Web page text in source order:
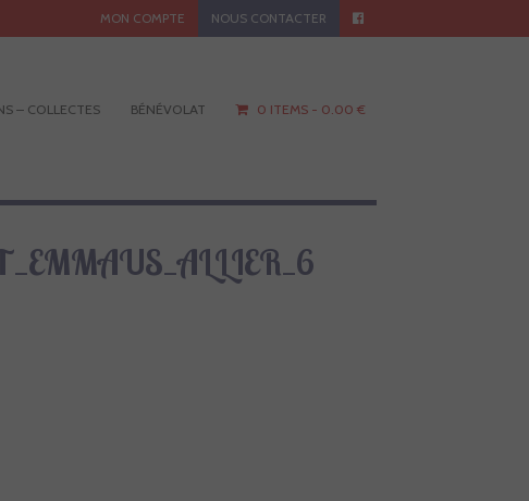
MON COMPTE NOUS CONTACTER
– COLLECTES BÉNÉVOLAT 0 ITEMS - 0.00 €